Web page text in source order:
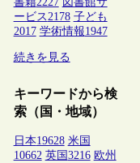
ービス 2178 子ども
2017 学術情報1947
続きを見る
キーワードから検
索（国・地域）
日本19628 米国
10662 英国 3216 欧州